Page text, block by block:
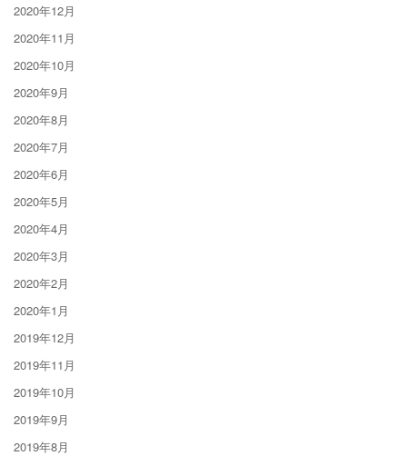
2020年12月
2020年11月
2020年10月
2020年9月
2020年8月
2020年7月
2020年6月
2020年5月
2020年4月
2020年3月
2020年2月
2020年1月
2019年12月
2019年11月
2019年10月
2019年9月
2019年8月